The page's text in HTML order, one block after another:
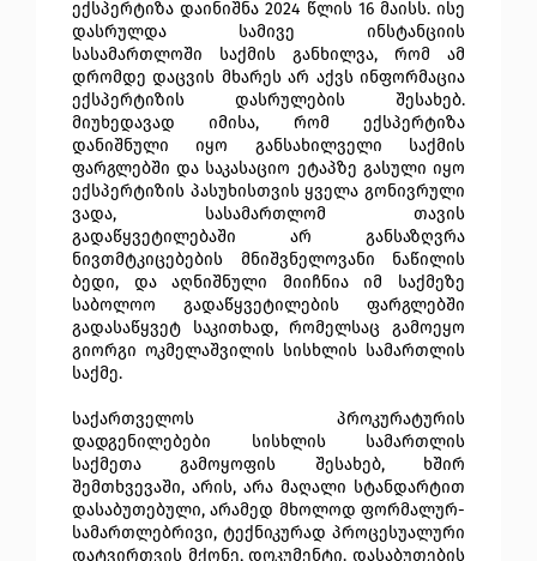
ექსპერტიზა დაინიშნა 2024 წლის 16 მაისს. ისე
დასრულდა სამივე ინსტანციის
სასამართლოში საქმის განხილვა, რომ ამ
დრომდე დაცვის მხარეს არ აქვს ინფორმაცია
ექსპერტიზის დასრულების შესახებ.
მიუხედავად იმისა, რომ ექსპერტიზა
დანიშნული იყო განსახილველი საქმის
ფარგლებში და საკასაციო ეტაპზე გასული იყო
ექსპერტიზის პასუხისთვის ყველა გონივრული
ვადა, სასამართლომ თავის
გადაწყვეტილებაში არ განსაზღვრა
ნივთმტკიცებების მნიშვნელოვანი ნაწილის
ბედი, და აღნიშნული მიიჩნია იმ საქმეზე
საბოლოო გადაწყვეტილების ფარგლებში
გადასაწყვეტ საკითხად, რომელსაც გამოეყო
გიორგი ოკმელაშვილის სისხლის სამართლის
საქმე.
საქართველოს პროკურატურის
დადგენილებები სისხლის სამართლის
საქმეთა გამოყოფის შესახებ, ხშირ
შემთხვევაში, არის, არა მაღალი სტანდარტით
დასაბუთებული, არამედ მხოლოდ ფორმალურ-
სამართლებრივი, ტექნიკურად პროცესუალური
დატვირთვის მქონე, დოკუმენტი. დასაბუთების